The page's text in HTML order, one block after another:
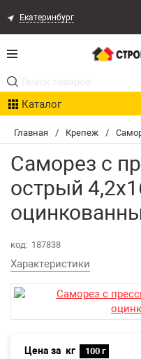
Главная / Крепеж /
Саморез с
острый
код: 187838
Характеристики
Цена за кг 100 г
Екатеринбург
Каталог
Акции
Расчет доставки
Организациям
Опыт поставок
Статьи
Контакты
Екатеринбург